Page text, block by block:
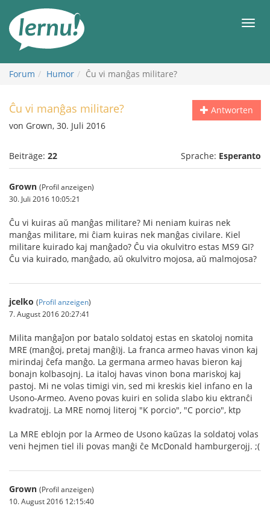
Inhalt
Forum Humor Ĉu vi manĝas militare?
Antworten
Ĉu vi manĝas militare?
von Grown, 30. Juli 2016
Beiträge: 22 Sprache: Esperanto
Grown (Profil anzeigen)
30. Juli 2016 10:05:21
Ĉu vi kuiras aŭ manĝas militare? Mi neniam kuiras nek
manĝas militare, mi ĉiam kuiras nek manĝas civilare. Kiel
militare kuirado kaj manĝado? Ĉu via okulvitro estas MS9 GI?
Ĉu via kuirado, manĝado, aŭ okulvitro mojosa, aŭ malmojosa?
jcelko (Profil anzeigen)
7. August 2016 20:27:41
Milita manĝaĵon por batalo soldatoj estas en skatoloj nomita
MRE (manĝoj, pretaj manĝi)j. La franca armeo havas vinon kaj
mirindaj ĉefa manĝo. La germana armeo havas bieron kaj
bonajn kolbasojnj. La italoj havas vinon bona mariskoj kaj
pastoj. Mi ne volas timigi vin, sed mi kreskis kiel infano en la
Usono-Armeo. Aveno povas kuiri en solida slabo kiu ektranĉi
kvadratojj. La MRE nomoj literoj "K porcio", "C porcio", ktp
La MRE eblojn por la Armeo de Usono kaŭzas la soldatoj volas
veni hejmen tiel ili povas manĝi ĉe McDonald hamburgerojj. ;(
Grown (Profil anzeigen)
10. August 2016 12:15:40